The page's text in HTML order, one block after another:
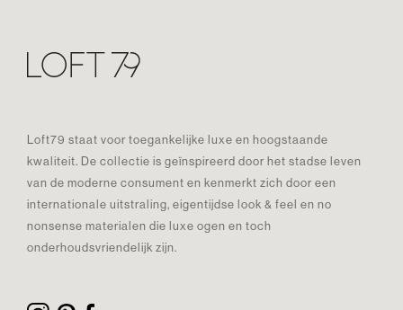
Loft79 staat voor toegankelijke luxe en hoogstaande
kwaliteit. De collectie is geïnspireerd door het stadse leven
van de moderne consument en kenmerkt zich door een
internationale uitstraling, eigentijdse look & feel en no
nonsense materialen die luxe ogen en toch
onderhoudsvriendelijk zijn.